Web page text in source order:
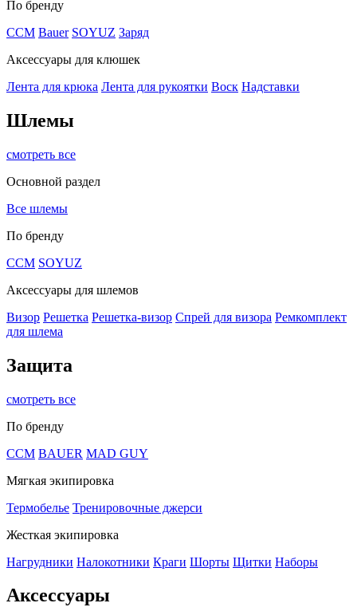
По бренду
CCM Bauer SOYUZ Заряд
Аксессуары для клюшек
Лента для крюка Лента для рукоятки Воск Надставки
Шлемы
смотреть все
Основной раздел
Все шлемы
По бренду
CCM SOYUZ
Аксессуары для шлемов
Визор Решетка Решетка-визор Спрей для визора Ремкомплект
для шлема
Защита
смотреть все
По бренду
CCM BAUER MAD GUY
Мягкая экипировка
Термобелье Тренировочные джерси
Жесткая экипировка
Нагрудники Налокотники Краги Шорты Щитки Наборы
Аксессуары